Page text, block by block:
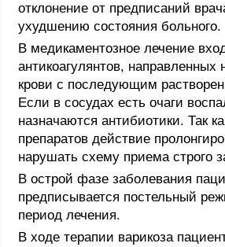
отклонение от предписаний
ухудшению состояния больного.
В медикаментозное лечение
антикоагулянтов, направленных
крови с последующим
Если в сосудах есть очаги
назначаются антибиотики. Так
препаратов действие
нарушать схему приема строго
В острой фазе заболевания
предписывается постельный
период лечения.
В ходе терапии варикоза